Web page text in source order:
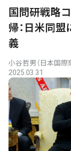
国問研戦略
帰：日米同
義
小谷哲男（日本国際
2025.03.31